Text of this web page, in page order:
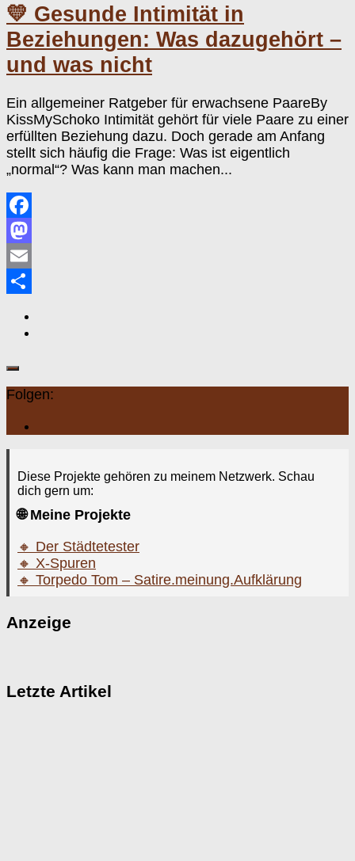
💛 Gesunde Intimität in
Beziehungen: Was dazugehört –
und was nicht
Ein allgemeiner Ratgeber für erwachsene PaareBy
KissMySchoko Intimität gehört für viele Paare zu einer
erfüllten Beziehung dazu. Doch gerade am Anfang
stellt sich häufig die Frage: Was ist eigentlich
„normal“? Was kann man machen...
Facebook
Mastodon
Email
Folgen:
Diese Projekte gehören zu meinem Netzwerk. Schau
dich gern um:
🌐 Meine Projekte
🔸 Der Städtetester
🔸 X-Spuren
🔸 Torpedo Tom – Satire.meinung.Aufklärung
Anzeige
Letzte Artikel